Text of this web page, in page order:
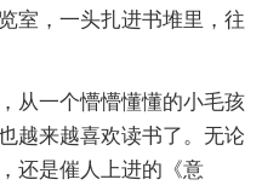
室，一头扎进书堆里，往
从一个懵懵懂懂的小毛孩
越来越喜欢读书了。无论
还是催人上进的《意